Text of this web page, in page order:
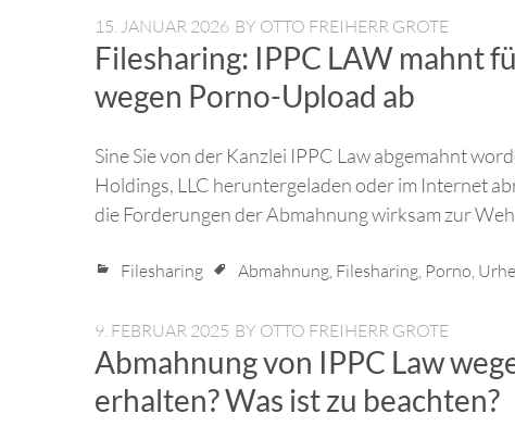
15. JANUAR 2026 BY OTTO FREIHERR GROTE
Filesharing: IPPC LAW mahnt
wegen Porno-Upload ab
Sine Sie von der Kanzlei IPPC Law abgemahnt
Holdings, LLC heruntergeladen oder im Internet
die Forderungen der Abmahnung wirksam zur
Filesharing Abmahnung Filesharing Porno
9. FEBRUAR 2025 BY OTTO FREIHERR GROTE
Abmahnung von IPPC Law
erhalten? Was ist zu beachten?